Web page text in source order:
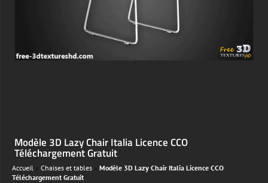
;
Modèle 3D Lazy Chair Italia Licence CCO
Téléchargement Gratuit
Accueil Chaises et tables
Modèle 3D Lazy Chair Italia Licence CCO
Téléchargement Gratuit